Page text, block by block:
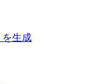
を生成